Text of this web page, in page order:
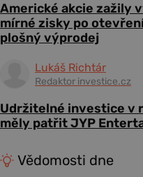
Americké akcie zažily
mírné zisky po
plošný výprodej
Lukáš Richtár
Redaktor investice.cz
Udržitelné investice v
měly patřit JYP
Vědomosti dne